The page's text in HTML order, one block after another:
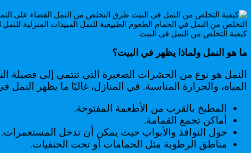
كيفية التخلص من النمل في البيت
ما هو النمل ولماذا يظهر في البيت؟
النمل هو نوع من الحشرات الصغيرة التي تنتمي إلى فصيلة
المياه، والحرارة المناسبة. في المنازل، غالبًا ما يظهر النمل
المطبخ بالقرب من الأطعمة المفتوحة.
أماكن تجمع القمامة.
حول النوافذ والأبواب حيث يمكن أن تدخل المستعمرات.
مناطق الرطوبة مثل الحمامات أو تحت الحنفيات.